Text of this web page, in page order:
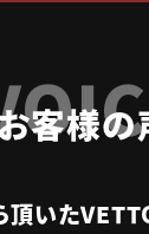
客様の
頂いた